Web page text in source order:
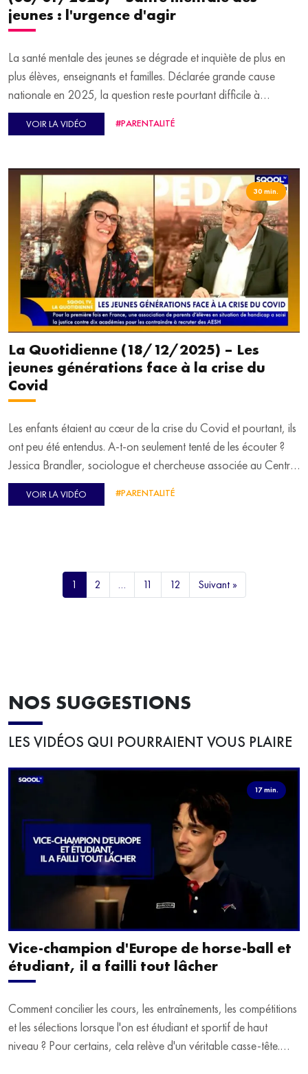
jeunes : l'urgence d'agir
La santé mentale des jeunes se dégrade et inquiète de plus en
plus élèves, enseignants et familles. Déclarée grande cause
nationale en 2025, la question reste pourtant difficile à
aborder. En première partie d'émission, Virginie Guilhaume
reçoit sur le plateau Karine Chevreul, professeure en santé
d'analyser les enjeux et les pistes pour penser la santé mentale
autrement.
En seconde partie d’émission, retour sur l’adoption d’une loi
garantissant la scolarisation des mineurs non accompagnés,
avec Anina Ciuciu, avocate et marraine de l’association École
pour tous, et Abdoulaye Bah, porte-parole de l’association et
ancien mineur non accompagné.
VOIR LA VIDÉO #PARENTALITÉ
30 min.
La Quotidienne (18/12/2025) – Les
jeunes générations face à la crise du
Covid
Les enfants étaient au cœur de la crise du Covid et pourtant, ils
ont peu été entendus. A-t-on seulement tenté de les écouter ?
Jessica Brandler, sociologue et chercheuse associée au Centre
Émile Durkheim, l'a fait dans son ouvrage "Enfants, sujets
politiques. Les jeunes générations face à la crise du Covid"
VOIR LA VIDÉO #PARENTALITÉ
1 2 … 11 12 Suivant »
NOS SUGGESTIONS
LES VIDÉOS QUI POURRAIENT VOUS PLAIRE
17 min.
Vice-champion d'Europe de horse-ball et
étudiant, il a failli tout lâcher
Comment concilier les cours, les entraînements, les compétitions
et les sélections lorsque l'on est étudiant et sportif de haut
niveau ? Pour certains, cela relève d'un véritable casse-tête.